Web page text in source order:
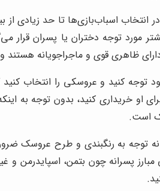
اسباب‌بازی‌ها تا حد زیادی
مورد توجه دختران یا پسران قرار
ظاهری قوی و ماجراجویانه
توجه کنید و عروسکی را انتخاب
او خریداری کنید، بدون توجه به
است.
به رنگبندی و طرح عروسک
پسرانه چون بتمن، اسپایدرمن و